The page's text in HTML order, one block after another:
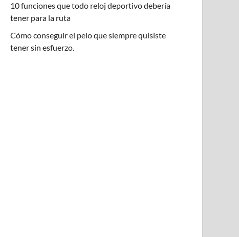
10 funciones que todo reloj deportivo debería
tener para la ruta
Cómo conseguir el pelo que siempre quisiste
tener sin esfuerzo.